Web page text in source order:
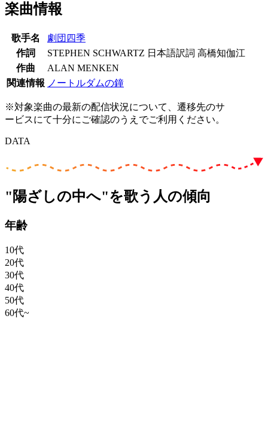
楽曲情報
歌手名
劇団四季
作詞
STEPHEN SCHWARTZ 日本語訳詞 高橋知伽江
作曲
ALAN MENKEN
関連情報 ノートルダムの鐘
※対象楽曲の最新の配信状況について、遷移先のサ
ービスにて十分にご確認のうえでご利用ください。
DATA
"陽ざしの中へ"を歌う人の傾向
年齢
10代
20代
30代
40代
50代
60代~